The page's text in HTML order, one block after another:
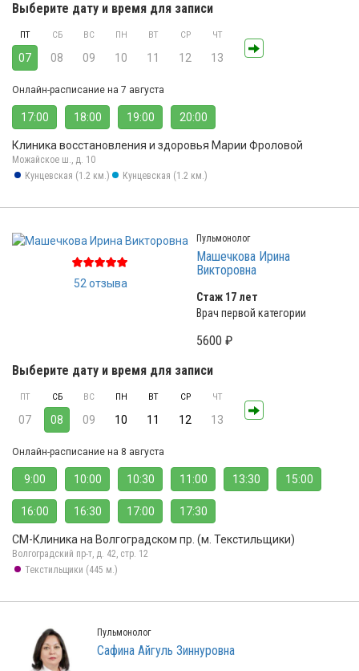
Выберите дату и время для записи
ПТ
07
СБ
08
ВС
09
ПН
10
ВТ
11
СР
12
ЧТ
13
Онлайн-расписание на 7 августа
17:00 18:00 19:00 20:00
Клиника восстановления и здоровья Марии Фроловой
Можайское ш., д. 10
Кунцевская (1.2 км.)
Кунцевская (1.2 км.)
52 отзыва
Пульмонолог
Машечкова Ирина
Викторовна
Стаж 17 лет
Врач первой категории
5600 ₽
Выберите дату и время для записи
ПТ
07
СБ
08
ВС
09
ПН
10
ВТ
11
СР
12
ЧТ
13
Онлайн-расписание на 8 августа
9:00 10:00 10:30 11:00 13:30 15:00
16:00 16:30 17:00 17:30
СМ-Клиника на Волгоградском пр. (м. Текстильщики)
Волгоградский пр-т, д. 42, стр. 12
Текстильщики (445 м.)
Пульмонолог
Сафина Айгуль Зиннуровна